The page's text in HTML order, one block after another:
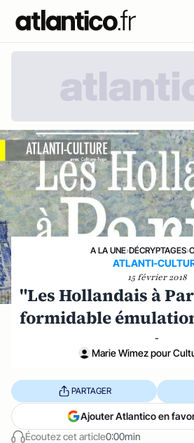
A LA UNE›DÉCRYPTAGES›
ATLANTI-
15 février 2018
"Les Hollandais à
formidable
-
Marie Wimez pour
Écoutez cet article0:00min
PARTAGER
Ajouter Atlantico en